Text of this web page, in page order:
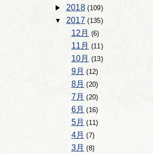
2018(109)
2017 (135)
12月 (6)
11月 (11)
10月 (13)
9月 (12)
8月 (20)
7月 (20)
6月 (16)
5月 (11)
4月 (7)
3月 (8)